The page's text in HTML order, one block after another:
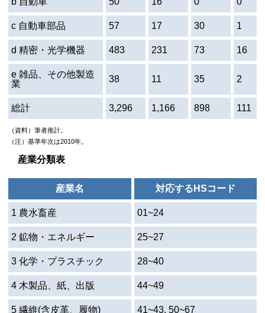
c 自動車部品 57 17 30 1
d 精密・光学機器 483 231 73 16
e 雑品、その他製造
業
38 11 35 2
総計 3,296 1,166 898 111
（資料）筆者推計。
（注）基準年次は2010年。
産業分類表
産業名 対応する HSコード
1 農水畜産 01~24
2 鉱物・エネルギー 25~27
3 化学・プラスチック 28~40
4 木製品、紙、出版 44~49
5 繊維(含皮革、履物) 41~43, 50~67